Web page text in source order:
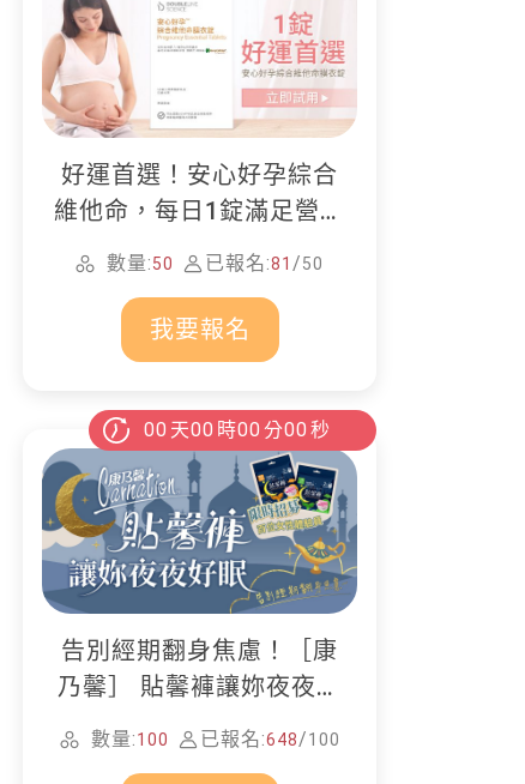
好運首選！安心好孕綜合
維他命，每日1錠滿足營養
所需
數量:50 已報名:81 /50
我要報名
00 天00 時00 分00 秒
告別經期翻身焦慮！［康
乃馨］ 貼馨褲讓妳夜夜好
數量:100 已報名:648/100